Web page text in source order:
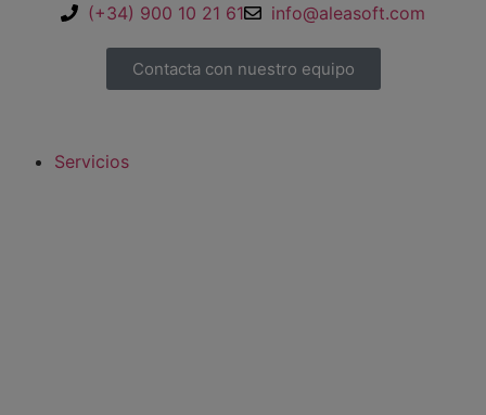
(+34) 900 10 21 61 info@aleasoft.com
Contacta con nuestro equipo
Servicios